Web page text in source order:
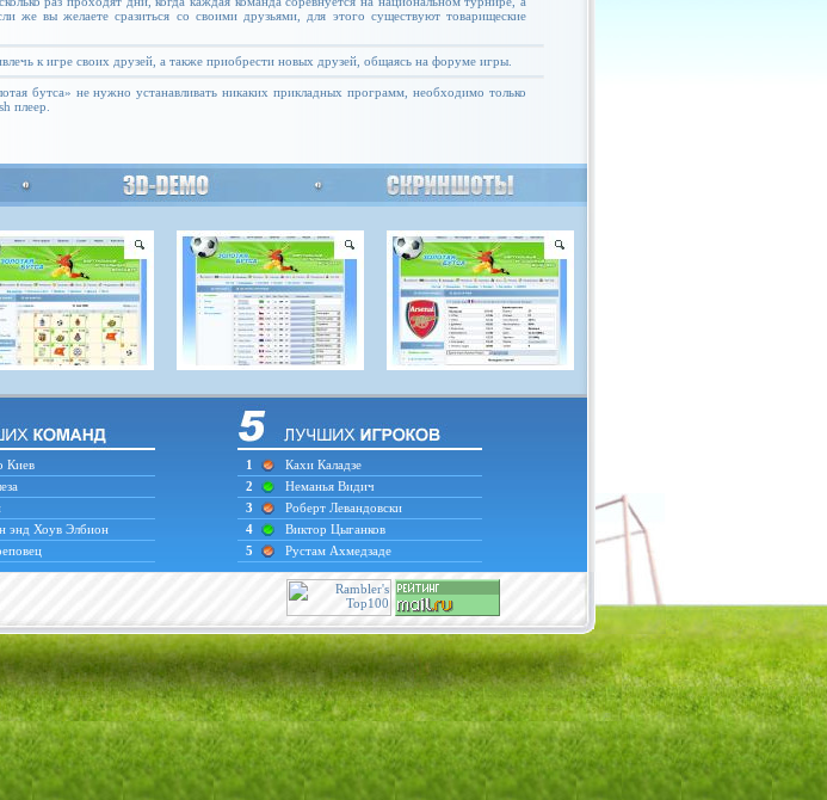
же вы желаете сразиться со своими друзьями, для этого существуют товарищеские
к игре своих друзей, а также приобрести новых друзей, общаясь на форуме игры.
бутса» не нужно устанавливать никаких прикладных программ, необходимо только
плеер.
Киев
энд Хоув Элбион
1
Кахи Каладзе
2
Неманья Видич
3
Роберт Левандовски
4
Виктор Цыганков
5
Рустам Ахмедзаде